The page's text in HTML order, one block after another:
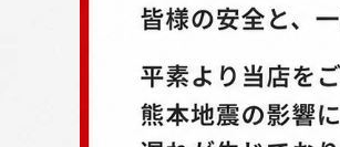
プライバシーポリシー